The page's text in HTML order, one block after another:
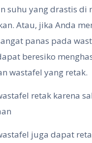
suhu yang drastis di
Atau, jika Anda
panas pada
beresiko
wastafel yang retak.
retak karena
juga dapat